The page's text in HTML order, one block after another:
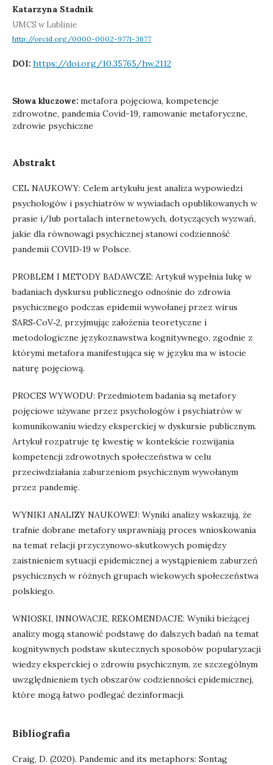
Katarzyna Stadnik
UMCS w Lublinie
http://orcid.org/0000-0002-9771-3677
DOI: https://doi.org/10.35765/hw.2112
Słowa kluczowe: metafora pojęciowa, kompetencje
zdrowotne, pandemia Covid-19, ramowanie metaforyczne,
zdrowie psychiczne
Abstrakt
CEL NAUKOWY: Celem artykułu jest analiza wypowiedzi
psychologów i psychiatrów w wywiadach opublikowanych w
prasie i/lub portalach internetowych, dotyczących wyzwań,
jakie dla równowagi psychicznej stanowi codzienność
pandemii COVID‑19 w Polsce.
PROBLEM I METODY BADAWCZE: Artykuł wypełnia lukę w
badaniach dyskursu publicznego odnośnie do zdrowia
psychicznego podczas epidemii wywołanej przez wirus
SARS‑CoV‑2, przyjmując założenia teoretyczne i
metodologiczne językoznawstwa kognitywnego, zgodnie z
którymi metafora manifestująca się w języku ma w istocie
naturę pojęciową.
PROCES WYWODU: Przedmiotem badania są metafory
pojęciowe używane przez psychologów i psychiatrów w
komunikowaniu wiedzy eksperckiej w dyskursie publicznym.
Artykuł rozpatruje tę kwestię w kontekście rozwijania
kompetencji zdrowotnych społeczeństwa w celu
przeciwdziałania zaburzeniom psychicznym wywołanym
przez pandemię.
WYNIKI ANALIZY NAUKOWEJ: Wyniki analizy wskazują, że
trafnie dobrane metafory usprawniają proces wnioskowania
na temat relacji przyczynowo‑skutkowych pomiędzy
zaistnieniem sytuacji epidemicznej a wystąpieniem zaburzeń
psychicznych w różnych grupach wiekowych społeczeństwa
polskiego.
WNIOSKI, INNOWACJE, REKOMENDACJE: Wyniki bieżącej
analizy mogą stanowić podstawę do dalszych badań na temat
kognitywnych podstaw skutecznych sposobów popularyzacji
wiedzy eksperckiej o zdrowiu psychicznym, ze szczególnym
uwzględnieniem tych obszarów codzienności epidemicznej,
które mogą łatwo podlegać dezinformacji.
Bibliografia
Craig, D. (2020). Pandemic and its metaphors: Sontag